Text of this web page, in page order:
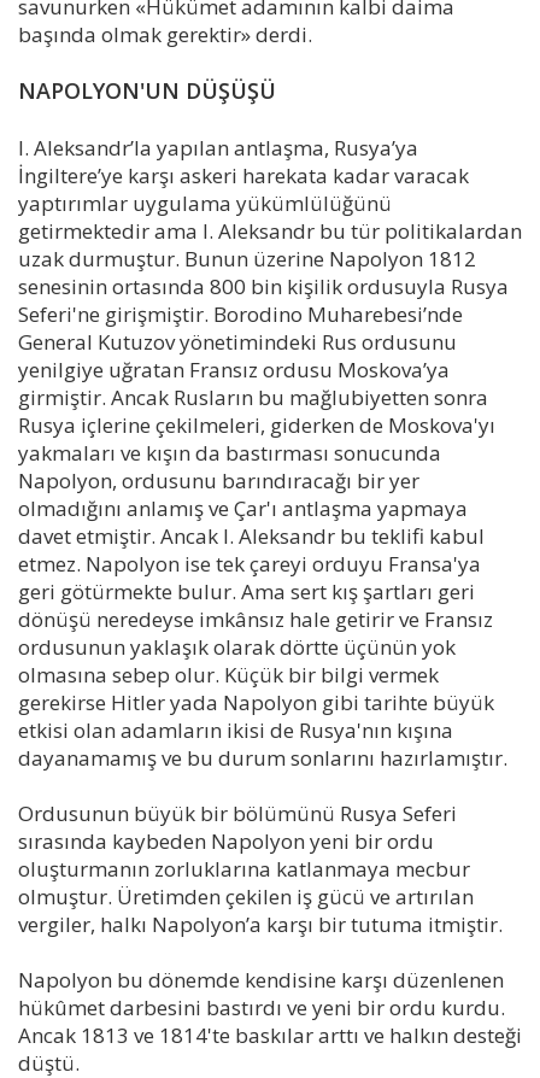
savunurken «Hükümet adamının kalbi daima
başında olmak gerektir» derdi.
NAPOLYON'UN DÜŞÜŞÜ
I. Aleksandr’la yapılan antlaşma, Rusya’ya
İngiltere’ye karşı askeri harekata kadar varacak
yaptırımlar uygulama yükümlülüğünü
getirmektedir ama I. Aleksandr bu tür politikalardan
uzak durmuştur. Bunun üzerine Napolyon 1812
senesinin ortasında 800 bin kişilik ordusuyla Rusya
Seferi'ne girişmiştir. Borodino Muharebesi’nde
General Kutuzov yönetimindeki Rus ordusunu
yenilgiye uğratan Fransız ordusu Moskova’ya
girmiştir. Ancak Rusların bu mağlubiyetten sonra
Rusya içlerine çekilmeleri, giderken de Moskova'yı
yakmaları ve kışın da bastırması sonucunda
Napolyon, ordusunu barındıracağı bir yer
olmadığını anlamış ve Çar'ı antlaşma yapmaya
davet etmiştir. Ancak I. Aleksandr bu teklifi kabul
etmez. Napolyon ise tek çareyi orduyu Fransa'ya
geri götürmekte bulur. Ama sert kış şartları geri
dönüşü neredeyse imkânsız hale getirir ve Fransız
ordusunun yaklaşık olarak dörtte üçünün yok
olmasına sebep olur. Küçük bir bilgi vermek
gerekirse Hitler yada Napolyon gibi tarihte büyük
etkisi olan adamların ikisi de Rusya'nın kışına
dayanamamış ve bu durum sonlarını hazırlamıştır.
Ordusunun büyük bir bölümünü Rusya Seferi
sırasında kaybeden Napolyon yeni bir ordu
oluşturmanın zorluklarına katlanmaya mecbur
olmuştur. Üretimden çekilen iş gücü ve artırılan
vergiler, halkı Napolyon’a karşı bir tutuma itmiştir.
Napolyon bu dönemde kendisine karşı düzenlenen
hükûmet darbesini bastırdı ve yeni bir ordu kurdu.
Ancak 1813 ve 1814'te baskılar arttı ve halkın desteği
düştü.